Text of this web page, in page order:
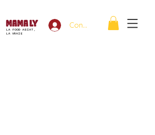
LA FOOD ASIAT,
LA VRAIE
Connexion